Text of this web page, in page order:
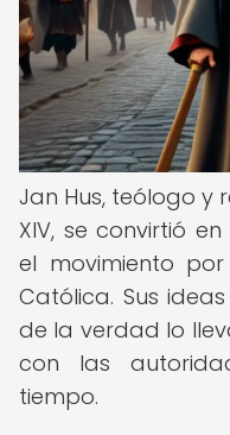
Jan Hus, teólogo y
XIV, se convirtió
el movimiento
Católica. Sus
de la verdad lo
con las
tiempo.